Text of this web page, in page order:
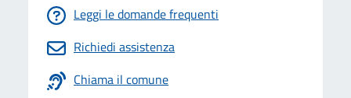
Leggi le domande frequenti
Richiedi assistenza
Chiama il comune